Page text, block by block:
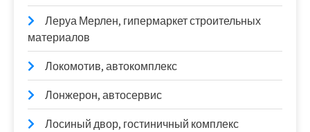
Леруа Мерлен, гипермаркет строительных
материалов
Локомотив, автокомплекс
Лонжерон, автосервис
Лосиный двор, гостиничный комплекс